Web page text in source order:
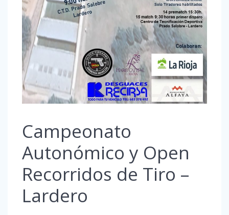
Campeonato
Autonómico y Open
Recorridos de Tiro –
Lardero